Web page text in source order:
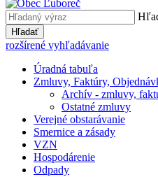
Hľadať
rozšírené vyhľadávanie
Úradná tabuľa
Zmluvy, Faktúry,
Archív - zmluvy,
Ostatné zmluvy
Verejné obstarávanie
Smernice a zásady
VZN
Hospodárenie
Odpady